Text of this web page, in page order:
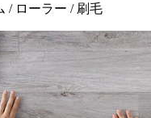
/ ローラー / 刷毛